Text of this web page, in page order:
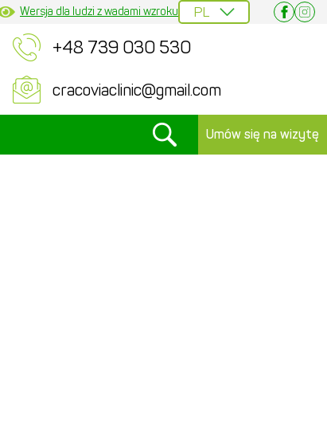
Wersja dla ludzi z wadami wzroku
+48 739 030 530
cracoviaclinic@gmail.com
Umów się na wizytę